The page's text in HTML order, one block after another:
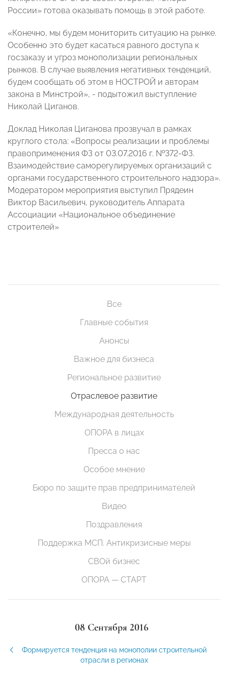
России» готова оказывать помощь в этой работе.
«Конечно, мы будем мониторить ситуацию на рынке.
Особенно это будет касаться равного доступа к
госзаказу и угроз монополизации региональных
рынков. В случае выявления негативных тенденций,
будем сообщать об этом в НОСТРОЙ и авторам
закона в Минстрой», - подытожил выступление
Николай Циганов.
Доклад Николая Циганова прозвучал в рамках
круглого стола: «Вопросы реализации и проблемы
правоприменения ФЗ от 03.07.2016 г. №372-ФЗ.
Взаимодействие саморегулируемых организаций с
органами государственного строительного надзора».
Модератором мероприятия выступил Прядеин
Виктор Васильевич, руководитель Аппарата
Ассоциации «Национальное объединение
строителей»
Все
Главные события
Анонсы
Важное для бизнеса
Региональное развитие
Отраслевое развитие
Международная деятельность
ОПОРА в лицах
Пресса о нас
Особое мнение
Бюро по защите прав предпринимателей
Видео
Поздравления
Поддержка МСП. Антикризисные меры
СВОй бизнес
ОПОРА — СТАРТ
08 Сентября 2016
Формируется тенденция на монополии строительной
отрасли в регионах